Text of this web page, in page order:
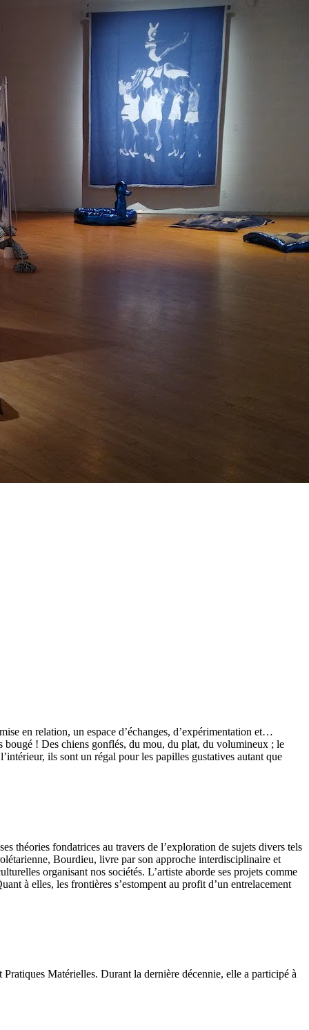
en relation, un espace d’échanges, d’expérimentation et…
bougé ! Des chiens gonflés, du mou, du plat, du volumineux ; le
ils sont un régal pour les papilles gustatives autant que
théories fondatrices au travers de l’exploration de sujets divers tels
Bourdieu, livre par son approche interdisciplinaire et
organisant nos sociétés. L’artiste aborde ses projets comme
à elles, les frontières s’estompent au profit d’un entrelacement
Matérielles. Durant la dernière décennie, elle a participé à